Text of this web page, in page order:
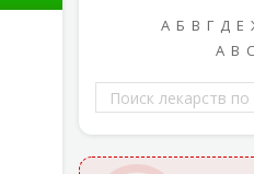
А Б В Г Д Е
A B C
Поиск
лекарств
по
названию